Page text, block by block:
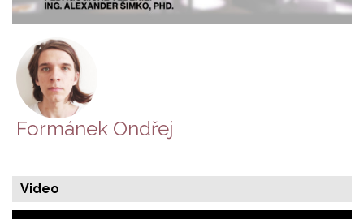
Formánek Ondřej
Video